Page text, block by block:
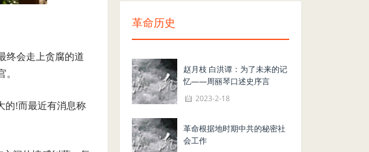
终会走上贪腐的道
的!而最近有消息称
革命历史
赵月枝 白洪谭：为了未来的记
忆——周丽琴口述史序言
2023-2-18
革命根据地时期中共的秘密社
会工作